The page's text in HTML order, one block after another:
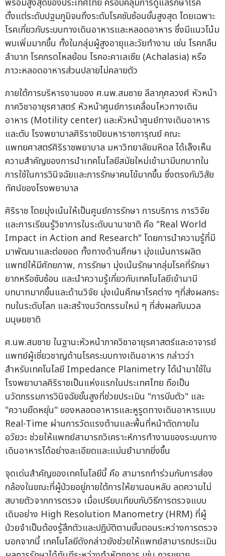
ตั้งแต่ระดับปฐมภูมิจนถึงระดับโรคซับซ้อนขั้นสูงสุด โดยเฉพาะ
โรคเกี่ยวกับระบบทางเดินอาหารและหลอดอาหาร ซึ่งมีแนวโน้ม
พบเพิ่มมากขึ้น ทั้งในกลุ่มผู้สูงอายุและวัยทำงาน เช่น โรคกลืน
ลำบาก โรคกรดไหลย้อน โรคอะคาเลเซีย (Achalasia) หรือ
ภาวะหลอดอาหารส่วนปลายไม่คลายตัว
ภายใต้การบริหารงานของ ศ.นพ.สมชาย ลีลากุศลวงศ์ หัวหน้า
ภาควิชาอายุรศาสตร์ หัวหน้าศูนย์การเคลื่อนไหวทางเดิน
อาหาร (Motility center) และหัวหน้าศูนย์ทางเดินอาหาร
และตับ โรงพยาบาลศิริราชปิยมหาราชการุณย์ คณะ
แพทยศาสตร์ศิริราชพยาบาล มหาวิทยาลัยมหิดล ได้เล็งเห็น
ความสำคัญของการนำเทคโนโลยีสมัยใหม่เข้ามามีบทบาทใน
การใช้ในการวินิจฉัยและการรักษาคนไข้มากขึ้น ซึ่งตรงกับวิสัย
ทัศน์ของโรงพยาบาล
ศิริราช โดยมุ่งเน้นให้เป็นศูนย์การรักษา การบริการ การวิจัย
และการเรียนรู้วิชาการในระดับนานาชาติ คือ "Real World
Impact in Action and Research" โดยการนำความรู้ที่มี
มาพัฒนาและต่อยอด ทั้งทางด้านศึกษา มุ่งแน้นการผลิต
แพทย์ให้มีศักยภาพ, การรักษา มุ่งเน้นรักษากลุ่มโรคที่รักษา
ยากหรือซับซ้อน และนำความรู้เกี่ยวกับเทคโนโลยีเข้ามามี
บทบาทมากขึ้นและด้านวิจัย มุ่งเน้นศึกษาโรคต่าง ๆที่ส่งผลกระ
ทบในระดับโลก และสร้างนวัตกรรมใหม่ ๆ ที่ส่งผลกับมวล
มนุษยชาติ
ศ.นพ.สมชาย ในฐานะหัวหน้าภาควิชาอายุรศาสตร์และอาจารย์
แพทย์ผู้เชี่ยวชาญด้านโรคระบบทางเดินอาหาร กล่าวว่า
สำหรับเทคโนโลยี Impedance Planimetry ได้นำมาใช้ใน
โรงพยาบาลศิริราชเป็นแห่งแรกในประเทศไทย ถือเป็น
นวัตกรรมการวินิจฉัยขั้นสูงที่ช่วยประเมิน "การบีบตัว" และ
"ความยืดหยุ่น" ของหลอดอาหารและหูรูดทางเดินอาหารแบบ
Real-Time ผ่านการวัดแรงต้านและพื้นที่หน้าตัดภายใน
อวัยวะ ช่วยให้แพทย์สามารถวิเคราะห์การทำงานของระบบทาง
เดินอาหารได้อย่างละเอียดและแม่นยำมากยิ่งขึ้น
จุดเด่นสำคัญของเทคโนโลยีนี้ คือ สามารถทำร่วมกับการส่อง
กล้องในขณะที่ผู้ป่วยอยู่ภายใต้การให้ยานอนหลับ ลดความไม่
สบายตัวจากการตรวจ เมื่อเปรียบเทียบกับวิธีการตรวจแบบ
เดิมอย่าง High Resolution Manometry (HRM) ที่ผู้
ป่วยจำเป็นต้องรู้สึกตัวและปฏิบัติตามขั้นตอนระหว่างการตรวจ
นอกจากนี้ เทคโนโลยีดังกล่าวยังช่วยให้แพทย์สามารถประเมิน